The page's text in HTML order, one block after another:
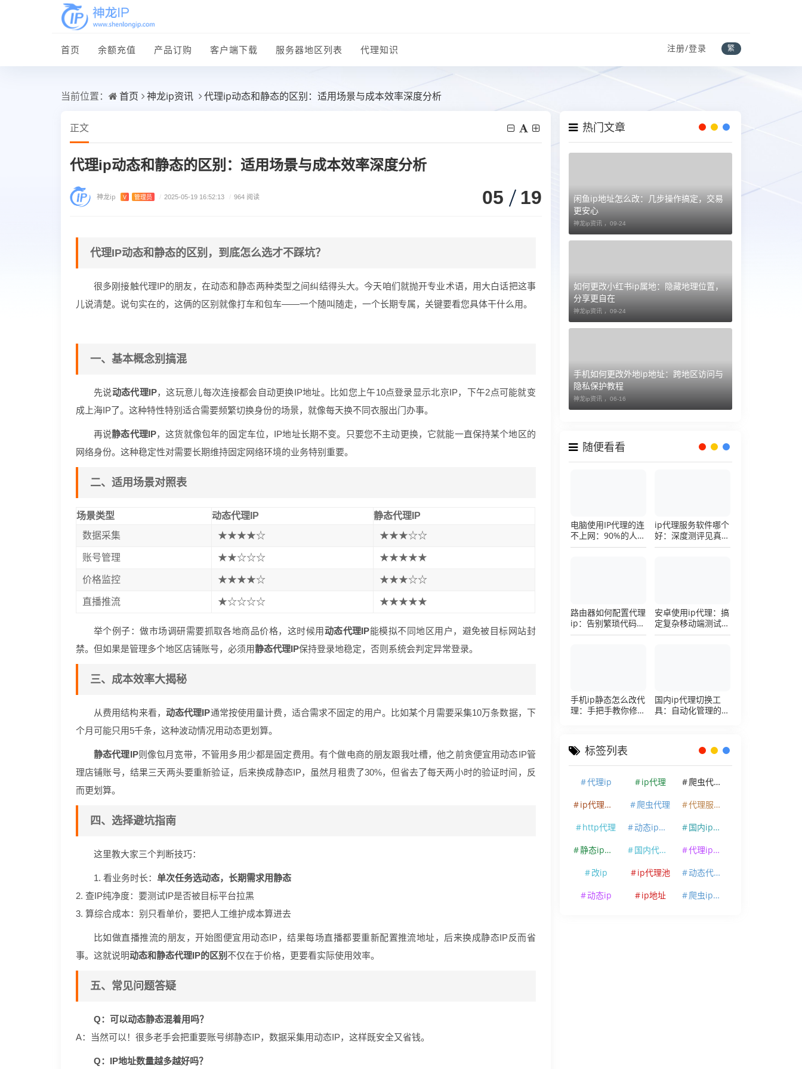
首页 余额充值 产品订购 客户端下载 服务器地区列表 代理知识 注册/登录 繁
当前位置： 首页 神龙ip资讯 代理ip动态和静态的区别：适用场景与成本效率深度分析
正文
代理ip动态和静态的区别：适用场景与成本效率深度分析
神龙ip V 管理员 / 2025-05-19 16:52:13 / 964 阅读 05 19
代理IP动态和静态的区别，到底怎么选才不踩坑？
很多刚接触代理IP的朋友，在动态和静态两种类型之间纠结得头大。今天咱们就抛开专业术语，用大白话把这事
儿说清楚。说句实在的，这俩的区别就像打车和包车——一个随叫随走，一个长期专属，关键要看您具体干什么用。
一、基本概念别搞混
先说动态代理IP，这玩意儿每次连接都会自动更换IP地址。比如您上午10点登录显示北京IP，下午2点可能就变
成上海IP了。这种特性特别适合需要频繁切换身份的场景，就像每天换不同衣服出门办事。
再说静态代理IP，这货就像包年的固定车位，IP地址长期不变。只要您不主动更换，它就能一直保持某个地区的
网络身份。这种稳定性对需要长期维持固定网络环境的业务特别重要。
二、适用场景对照表
场景类型 动态代理IP
静态代理IP
数据采集
★★★★☆ ★★★☆☆
账号管理 ★★☆☆☆ ★★★★★
价格监控 ★★★★☆ ★★★☆☆
直播推流 ★☆☆☆☆ ★★★★★
举个例子：做市场调研需要抓取各地商品价格，这时候用动态代理IP能模拟不同地区用户，避免被目标网站封
禁。但如果是管理多个地区店铺账号，必须用静态代理IP保持登录地稳定，否则系统会判定异常登录。
三、成本效率大揭秘
从费用结构来看， 动态代理IP通常按使用量计费，适合需求不固定的用户。比如某个月需要采集10万条数据，下
个月可能只用5千条，这种波动情况用动态更划算。
静态代理IP则像包月宽带，不管用多用少都是固定费用。有个做电商的朋友跟我吐槽，他之前贪便宜用动态IP管
理店铺账号，结果三天两头要重新验证，后来换成静态IP，虽然月租贵了30%，但省去了每天两小时的验证时间，反
而更划算。
四、选择避坑指南
这里教大家三个判断技巧：
1. 看业务时长： 单次任务选动态，长期需求用静态
2. 查IP纯净度：要测试IP是否被目标平台拉黑
3. 算综合成本：别只看单价，要把人工维护成本算进去
比如做直播推流的朋友，开始图便宜用动态IP，结果每场直播都要重新配置推流地址，后来换成静态IP反而省
事。这就说明动态和静态代理IP的区别 不仅在于价格，更要看实际使用效率。
五、常见问题答疑
Q：可以动态静态混着用吗？
A：当然可以！很多老手会把重要账号绑静态IP，数据采集用动态IP，这样既安全又省钱。
Q：IP地址数量越多越好吗？
热门文章
闲鱼ip地址怎么改：几步操作搞定，交易
更安心
神龙ip资讯 ， 09-24
如何更改小红书ip属地：隐藏地理位置，
分享更自在
神龙ip资讯 ， 09-24
手机如何更改外地ip地址：跨地区访问与
隐私保护教程
神龙ip资讯 ， 06-16
随便看看
电脑使用IP代理的连
不上网：90%的人踩
过这个坑，一招修复
ip代理服务软件哪个
好：深度测评见真
章，帮你把钱花在刀
路由器如何配置代理
ip：告别繁琐代码，
详解底层配置逻辑
安卓使用ip代理：搞
定复杂移动端测试环
境的超详细配置手册
手机ip静态怎么改代
理：手把手教你修改
国内ip代理切换工
具：自动化管理的效
标签列表
代理ip ip代理
爬虫代理ip
ip代理软件
爬虫代理
代理服务器
http代理
动态ip代理
国内ip代理
静态ip代理
国内代理ip
代理ip软件
改ip
ip代理池
动态代理ip
动态ip
ip地址 爬虫ip代理